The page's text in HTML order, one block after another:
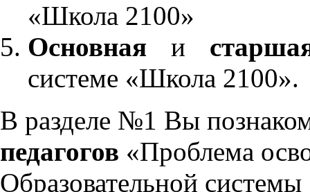
«Школа 2100»
Основнаяи
системе «Школа 2100».
В разделе №1 Вы
педагогов «Проблема
Образовательной